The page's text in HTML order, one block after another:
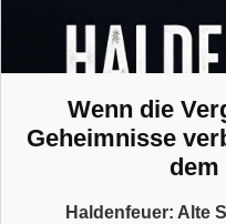
Wenn die
Geheimnisse
Haldenfeuer: Alte